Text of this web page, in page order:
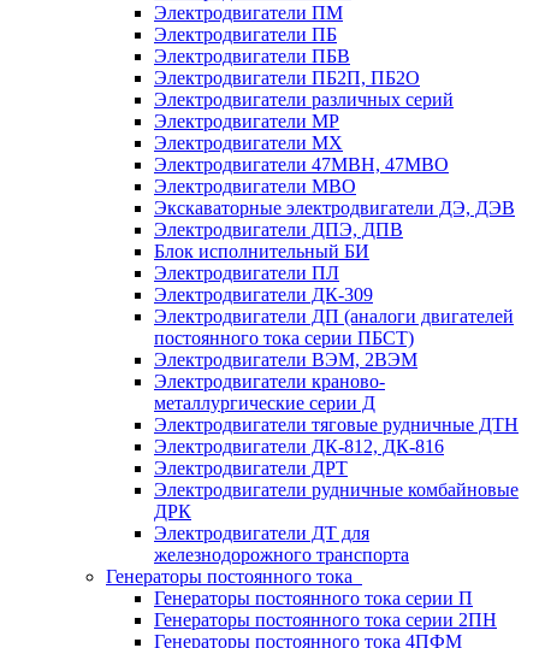
Электродвигатели ПМ
Электродвигатели ПБ
Электродвигатели ПБВ
Электродвигатели ПБ2П, ПБ2О
Электродвигатели различных серий
Электродвигатели МР
Электродвигатели MX
Электродвигатели 47MBH, 47МВО
Электродвигатели MBO
Экскаваторные электродвигатели ДЭ, ДЭВ
Электродвигатели ДПЭ, ДПВ
Блок исполнительный БИ
Электродвигатели ПЛ
Электродвигатели ДК-309
Электродвигатели ДП (аналоги двигателей
постоянного тока серии ПБСТ)
Электродвигатели ВЭМ, 2ВЭМ
Электродвигатели краново-
металлургические серии Д
Электродвигатели тяговые рудничные ДТН
Электродвигатели ДК-812, ДК-816
Электродвигатели ДРТ
Электродвигатели рудничные комбайновые
ДРК
Электродвигатели ДТ для
железнодорожного транспорта
Генераторы постоянного тока
Генераторы постоянного тока серии П
Генераторы постоянного тока серии 2ПН
Генераторы постоянного тока 4ПФМ